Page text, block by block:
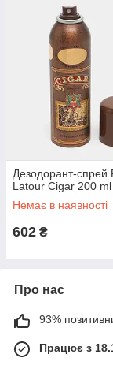
Дезодорант-спрей
Latour Cigar 200 ml
Немає в наявності
602 ₴
Про нас
93%
Працює з